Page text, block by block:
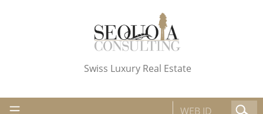
Swiss Luxury Real Estate